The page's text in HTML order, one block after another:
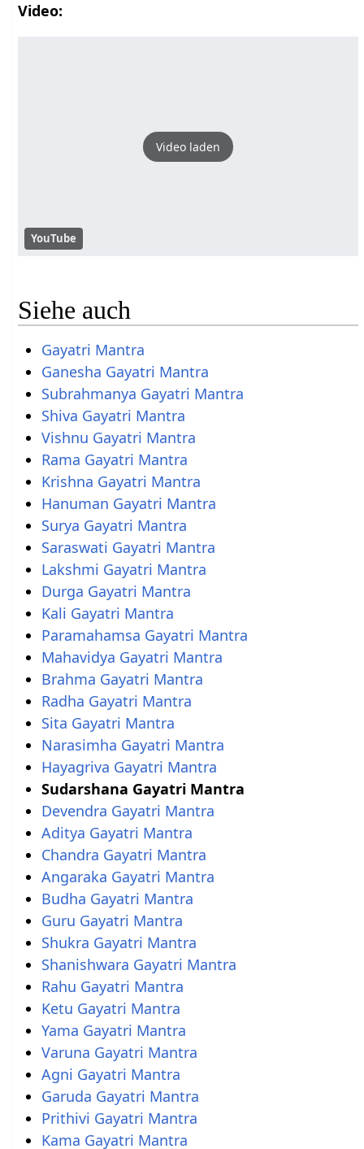
Video:
Video laden
YouTube
Siehe auch
Gayatri Mantra
Ganesha Gayatri Mantra
Subrahmanya Gayatri Mantra
Shiva Gayatri Mantra
Vishnu Gayatri Mantra
Rama Gayatri Mantra
Krishna Gayatri Mantra
Hanuman Gayatri Mantra
Surya Gayatri Mantra
Saraswati Gayatri Mantra
Lakshmi Gayatri Mantra
Durga Gayatri Mantra
Kali Gayatri Mantra
Paramahamsa Gayatri Mantra
Mahavidya Gayatri Mantra
Brahma Gayatri Mantra
Radha Gayatri Mantra
Sita Gayatri Mantra
Narasimha Gayatri Mantra
Hayagriva Gayatri Mantra
Sudarshana Gayatri Mantra
Devendra Gayatri Mantra
Aditya Gayatri Mantra
Chandra Gayatri Mantra
Angaraka Gayatri Mantra
Budha Gayatri Mantra
Guru Gayatri Mantra
Shukra Gayatri Mantra
Shanishwara Gayatri Mantra
Rahu Gayatri Mantra
Ketu Gayatri Mantra
Yama Gayatri Mantra
Varuna Gayatri Mantra
Agni Gayatri Mantra
Garuda Gayatri Mantra
Prithivi Gayatri Mantra
Kama Gayatri Mantra